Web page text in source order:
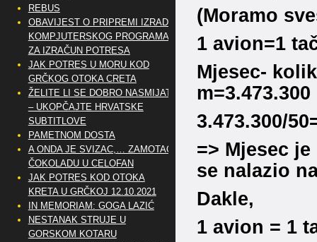
(Moramo
1 avion=1
Mjesec-
m=3.473.300
3.473.300/
=> Mjesec
se nalazio
Dakle,
1 avion = 1
REBUS
OBAVIJEST O PRIPREMI IZRADE
KOMPJUTERSKOG PROGRAMA
ZA IZRAČUN POTRESA
JAK POTRES U MORU KOD
GRČKOG OTOKA CRETA
ŽELITE LI SE DOBRO NASMIJATI
– UKOPČAJTE HRVATSKE
SUBTITLOVE
PAMETNOM DOSTA
A ONDA JE SVIZAC,… ZAMOTAO
ČOKOLADU U CELOFAN
JAK POTRES KOD OTOKA
KRETA U GRČKOJ 12.10.2021
IN MEMORIAM: GOGA LAZIĆ
NESTANAK STRUJE U
GORSKOM KOTARU